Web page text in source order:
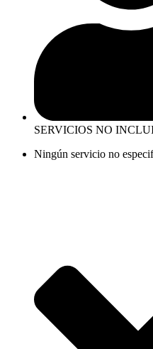
SERVICIOS NO
Ningún servicio no